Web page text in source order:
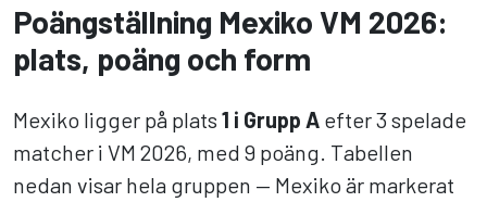
Poängställning Mexiko VM 2026:
plats, poäng och form
Mexiko ligger på plats 1 i Grupp A efter 3 spelade
matcher i VM 2026, med 9 poäng. Tabellen
nedan visar hela gruppen — Mexiko är markerat